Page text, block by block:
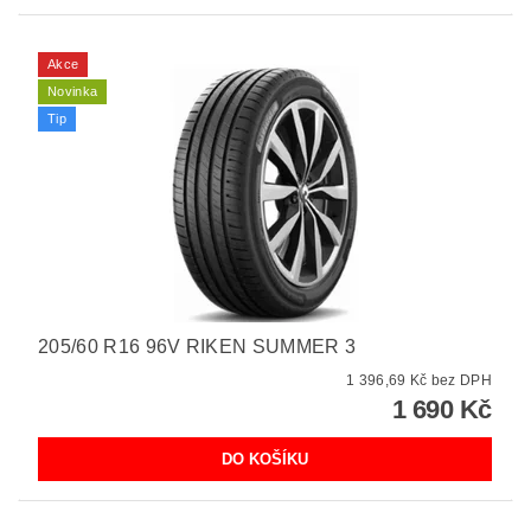
Akce
Novinka
Tip
205/60 R16 96V RIKEN SUMMER 3
1 396,69 Kč bez DPH
1 690 Kč